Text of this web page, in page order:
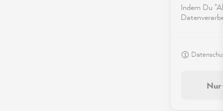
Indem Du
Nur